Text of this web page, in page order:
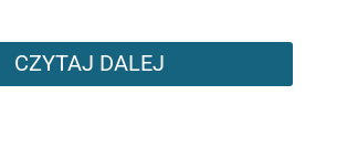
CZYTAJ DALEJ